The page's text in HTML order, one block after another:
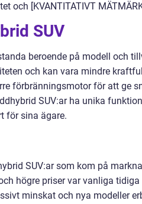
och [KVANTITATIVT
SUV
beroende på modell och
och kan vara mindre
förbränningsmotor för att ge
SUV:ar ha unika
för sina ägare.
SUV:ar som kom på
högre priser var vanliga tidiga
minskat och nya modeller